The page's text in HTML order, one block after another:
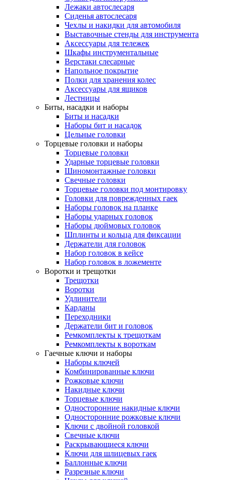
Лежаки автослесаря
Сиденья автослесаря
Чехлы и накидки для автомобиля
Выставочные стенды для инструмента
Аксессуары для тележек
Шкафы инструментальные
Верстаки слесарные
Напольное покрытие
Полки для хранения колес
Аксессуары для ящиков
Лестницы
Биты, насадки и наборы
Биты и насадки
Наборы бит и насадок
Цельные головки
Торцевые головки и наборы
Торцевые головки
Ударные торцевые головки
Шиномонтажные головки
Свечные головки
Торцевые головки под монтировку
Головки для поврежденных гаек
Наборы головок на планке
Наборы ударных головок
Наборы дюймовых головок
Шплинты и кольца для фиксации
Держатели для головок
Набор головок в кейсе
Набор головок в ложементе
Воротки и трещотки
Трещотки
Воротки
Удлинители
Карданы
Переходники
Держатели бит и головок
Ремкомплекты к трещоткам
Ремкомплекты к вороткам
Гаечные ключи и наборы
Наборы ключей
Комбинированные ключи
Рожковые ключи
Накидные ключи
Торцевые ключи
Односторонние накидные ключи
Oднocтopoнниe poжкoвыe ключи
Ключи с двойной головкой
Свечные ключи
Раскрывающиеся ключи
Ключи для шлицевых гаек
Баллонные ключи
Разрезные ключи